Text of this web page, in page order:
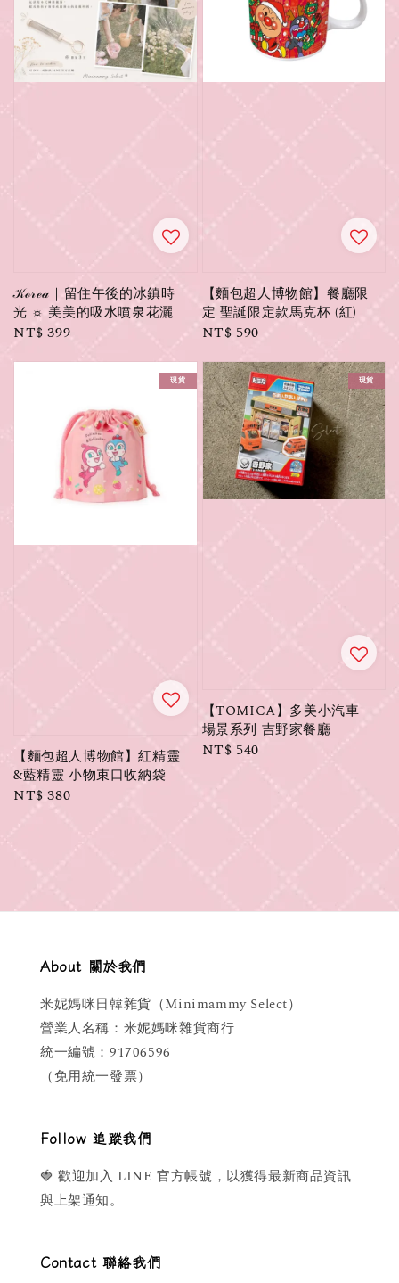
𝒦ℴ𝓇ℯ𝒶｜留住午後的冰鎮時
光 ☼ 美美的吸水噴泉花灑
Regular
NT$ 399
【麵包超人博物館】餐廳限
定 聖誕限定款馬克杯 (紅)
Regular
NT$ 590
現貨
【麵包超人博物館】紅精靈
&藍精靈 小物束口收納袋
Regular
NT$ 380
現貨
【TOMICA】多美小汽車
場景系列 吉野家餐廳
Regular
NT$ 540
About 關於我們
米妮媽咪日韓雜貨（Minimammy Select）
營業人名稱：米妮媽咪雜貨商行
統一編號：91706596
（免用統一發票）
Follow 追蹤我們
🍓 歡迎加入 LINE 官方帳號，以獲得最新商品資訊
與上架通知。
Contact 聯絡我們